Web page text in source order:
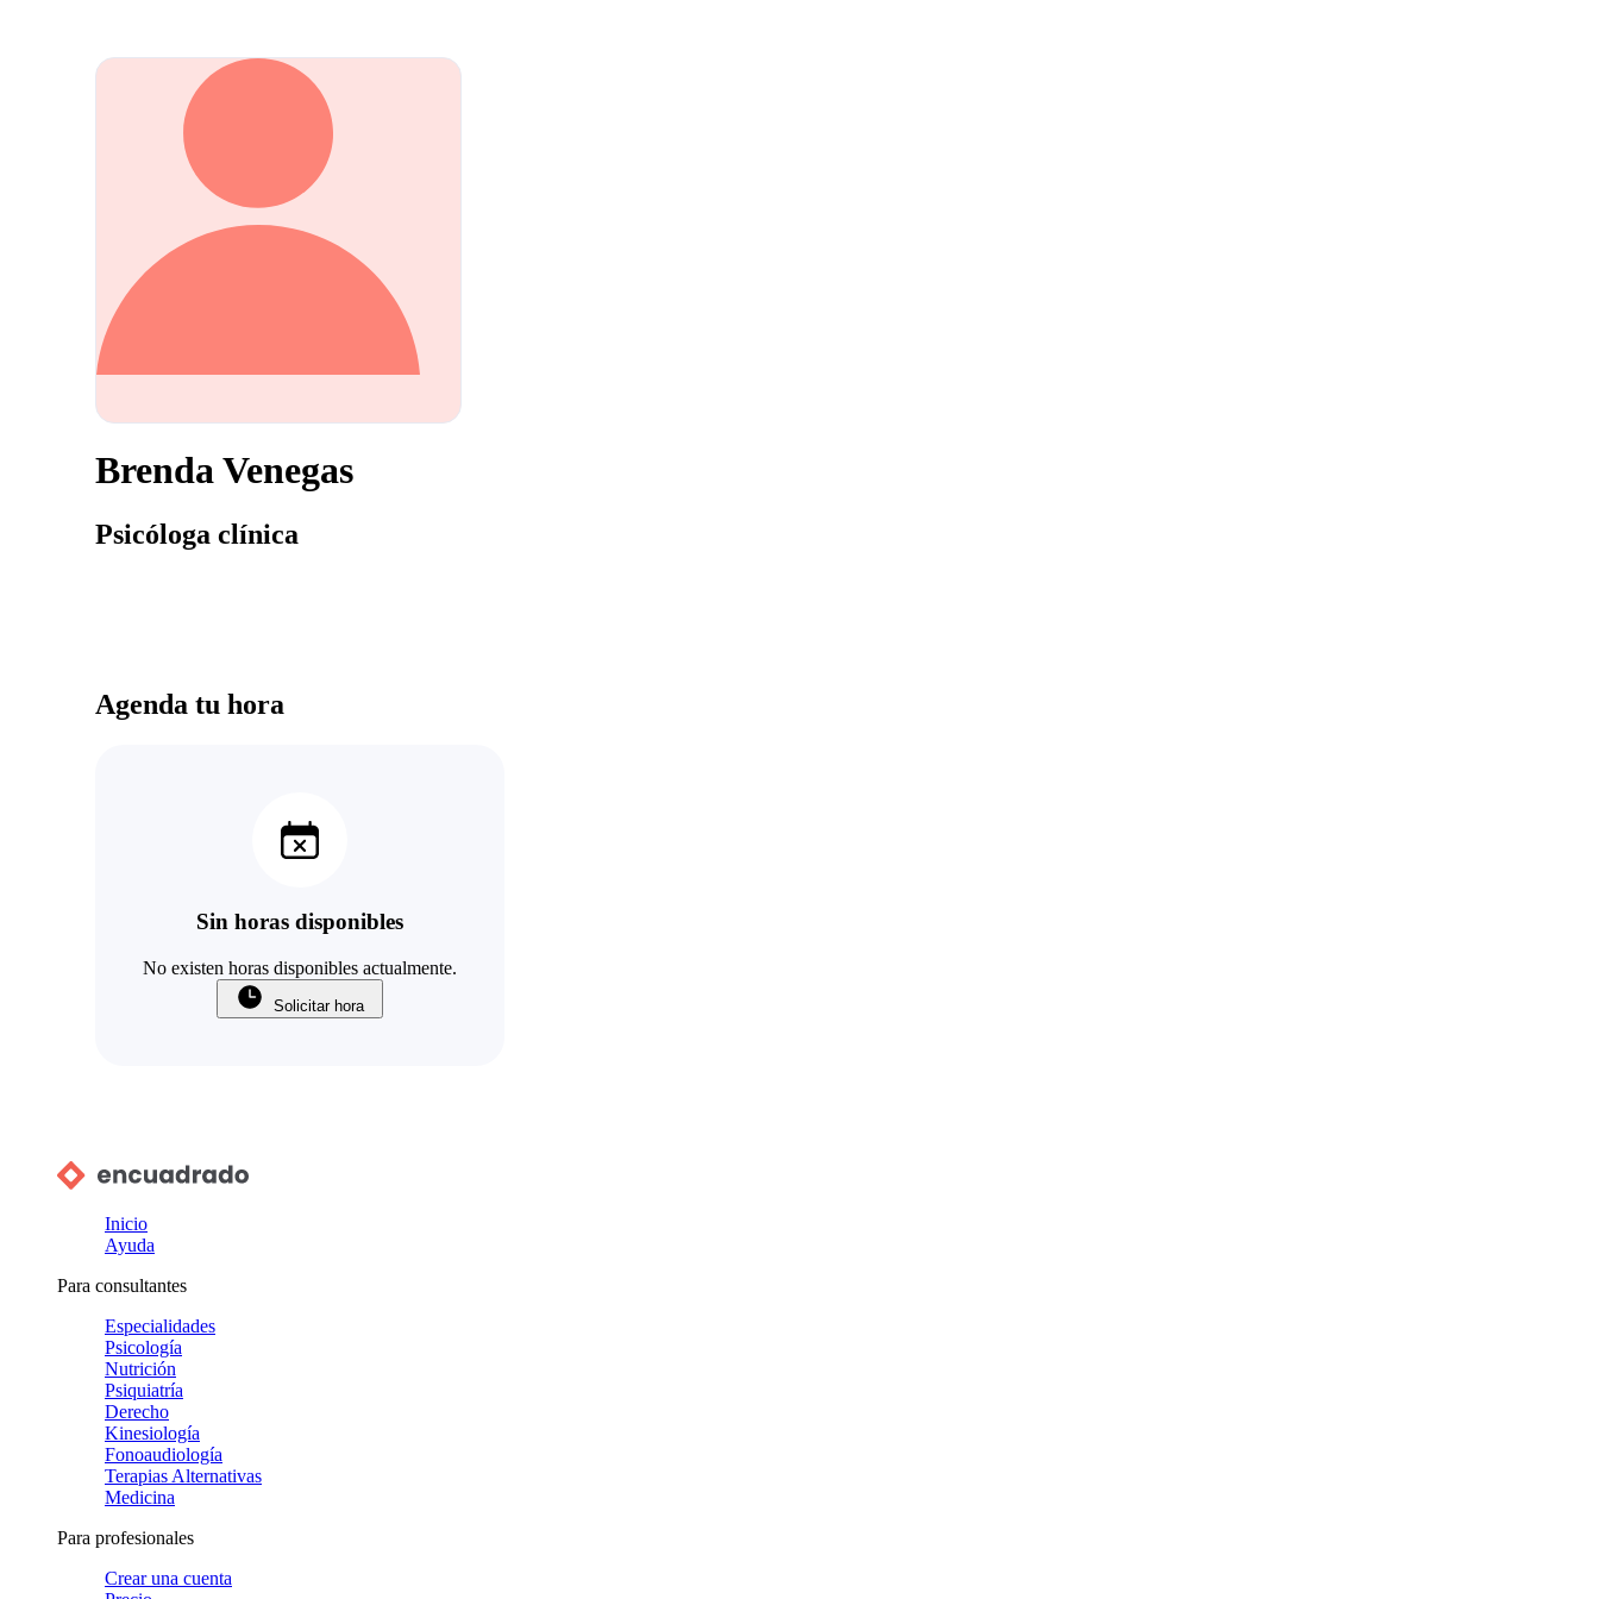
Brenda Venegas
Psicóloga clínica
Agenda tu hora
Sin horas disponibles
No existen horas disponibles actualmente.
Solicitar hora
Inicio
Ayuda
Para consultantes
Especialidades
Psicología
Nutrición
Psiquiatría
Derecho
Kinesiología
Fonoaudiología
Terapias Alternativas
Medicina
Para profesionales
Crear una cuenta